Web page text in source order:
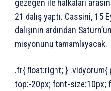
gezegen ile halkaları
21 dalış yaptı. Cassini, 15
dalışının ardından
misyonunu tamamlayacak.
.fr{ float:right; } .vidyorum{
top:-20px; font-size:10px;